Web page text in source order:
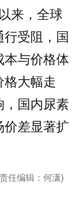
来，全球
受阻，国
本与价格体
格大幅走
，国内尿素
价差显著扩
任编辑：何潇)